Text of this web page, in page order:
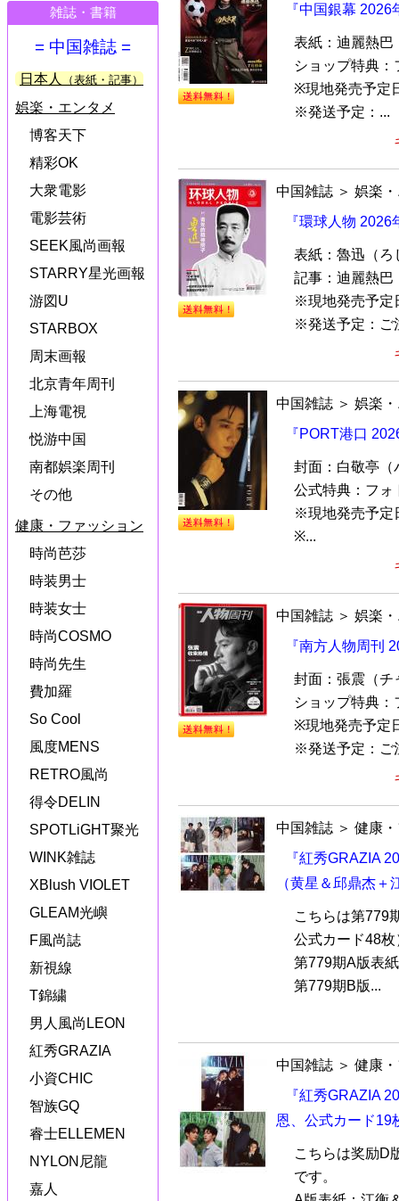
雑誌・書籍
= 中国雑誌 =
日本人 （表紙・記事）
娯楽・エンタメ
博客天下
精彩OK
大衆電影
電影芸術
SEEK風尚画報
STARRY星光画報
游図U
STARBOX
周末画報
北京青年周刊
上海電視
悦游中国
南都娯楽周刊
その他
健康・ファッション
時尚芭莎
時装男士
時装女士
時尚COSMO
時尚先生
費加羅
So Cool
風度MENS
RETRO風尚
得令DELIN
SPOTLiGHT聚光
WINK雑誌
XBlush VIOLET
GLEAM光嶼
F風尚誌
新視線
T錦繍
男人風尚LEON
紅秀GRAZIA
小資CHIC
智族GQ
睿士ELLEMEN
NYLON尼龍
嘉人
『中国銀幕
表紙：迪麗熱巴
ショップ特典：
※現地発売予定
※発送予定：...
中国雑誌 ＞ 娯楽
『環球人物
表紙：魯迅（ろ
記事：迪麗熱巴
※現地発売予定
※発送予定：ご
中国雑誌 ＞ 娯楽
『PORT港口
封面：白敬亭（
公式特典：フォ
※現地発売予定
※...
中国雑誌 ＞ 娯楽
『南方人物周刊
封面：張震（チ
ショップ特典：
※現地発売予定
※発送予定：ご
中国雑誌 ＞ 健康
『紅秀GRAZIA
（黄星＆邱鼎杰
こちらは第779
公式カード48枚
第779期A版表
第779期B版...
中国雑誌 ＞ 健康
『紅秀GRAZIA
恩、公式カード19
こちらは奖励D
です。